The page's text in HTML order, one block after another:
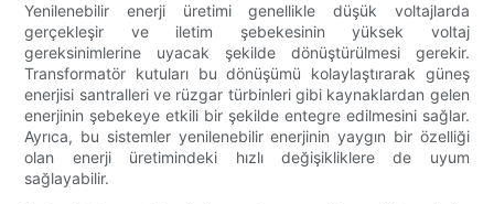
Yenilenebilir enerji üretimi genellikle düşük voltajlarda
gerçekleşir ve iletim şebekesinin yüksek voltaj
gereksinimlerine uyacak şekilde dönüştürülmesi gerekir.
Transformatör kutuları bu dönüşümü kolaylaştırarak güneş
enerjisi santralleri ve rüzgar türbinleri gibi kaynaklardan gelen
enerjinin şebekeye etkili bir şekilde entegre edilmesini sağlar.
Ayrıca, bu sistemler yenilenebilir enerjinin yaygın bir özelliği
olan enerji üretimindeki hızlı değişikliklere de uyum
sağlayabilir.